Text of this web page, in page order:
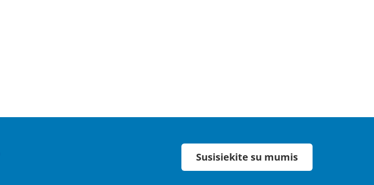
Susisiekite su mumis